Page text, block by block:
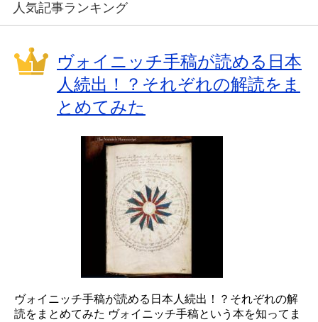
人気記事ランキング
ヴォイニッチ手稿が読める日本
人続出！？それぞれの解読をま
とめてみた
ヴォイニッチ手稿が読める日本人続出！？それぞれの解
読をまとめてみた ヴォイニッチ手稿という本を知ってま